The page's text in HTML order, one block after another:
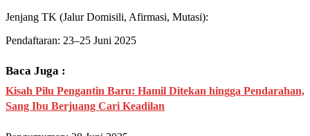
Jenjang TK (Jalur Domisili, Afirmasi, Mutasi):
Pendaftaran: 23–25 Juni 2025
Baca Juga :
Kisah Pilu Pengantin Baru: Hamil Ditekan hingga Pendarahan,
Sang Ibu Berjuang Cari Keadilan